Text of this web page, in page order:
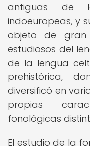
antiguas de
indoeuropeas, y
objeto de gran
estudiosos del
de la lengua
prehistórica,
diversificó en
propias
fonológicas
El estudio de la